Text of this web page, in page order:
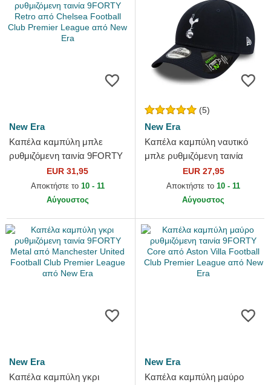
New Era
Καπέλα καμπύλη μπλε
ρυθμιζόμενη ταινία 9FORTY
Retro από Chelsea Football
Club Premier League από...
EUR 31,95
Αποκτήστε το 10 - 11
Αύγουστος
(5)
New Era
Καπέλα καμπύλη ναυτικό
μπλε ρυθμιζόμενη ταινία
9FORTY Repreve από
Tottenham Hotspur Football
EUR 27,95
Αποκτήστε το 10 - 11
Αύγουστος
New Era
Καπέλα καμπύλη γκρι
New Era
Καπέλα καμπύλη μαύρο